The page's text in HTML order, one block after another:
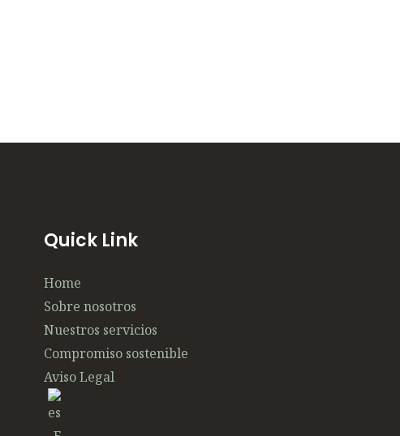
Quick Link
Home
Sobre nosotros
Nuestros servicios
Compromiso sostenible
Aviso Legal